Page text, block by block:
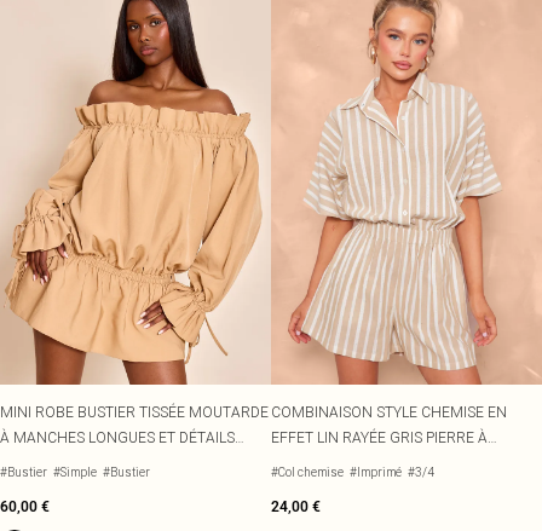
MINI ROBE BUSTIER TISSÉE MOUTARDE
À MANCHES LONGUES ET DÉTAILS
NOUÉS
#Bustier #Simple #Bustier
60,00 €
COMBINAISON STYLE CHEMISE EN
EFFET LIN RAYÉE GRIS PIERRE À
BOUTONS
#Col chemise #Imprimé #3/4
24,00 €